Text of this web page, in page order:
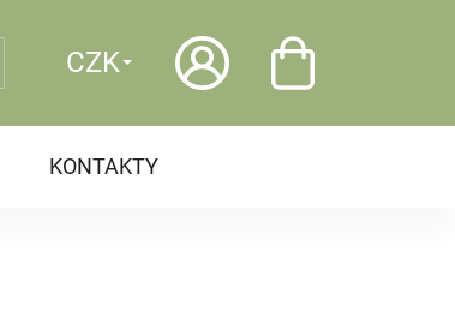
CZK
KONTAKTY